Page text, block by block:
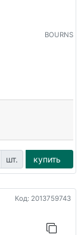
BOURNS
шт. купить
Код: 2013759743